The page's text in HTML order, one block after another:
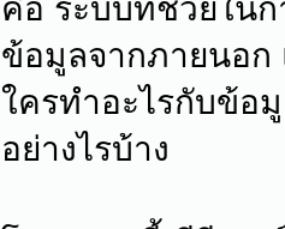
คือ ระบบที่ช่วยในก
ข้อมูลจากภายนอก
ใครทำอะไรกับข้อ
อย่างไรบ้าง